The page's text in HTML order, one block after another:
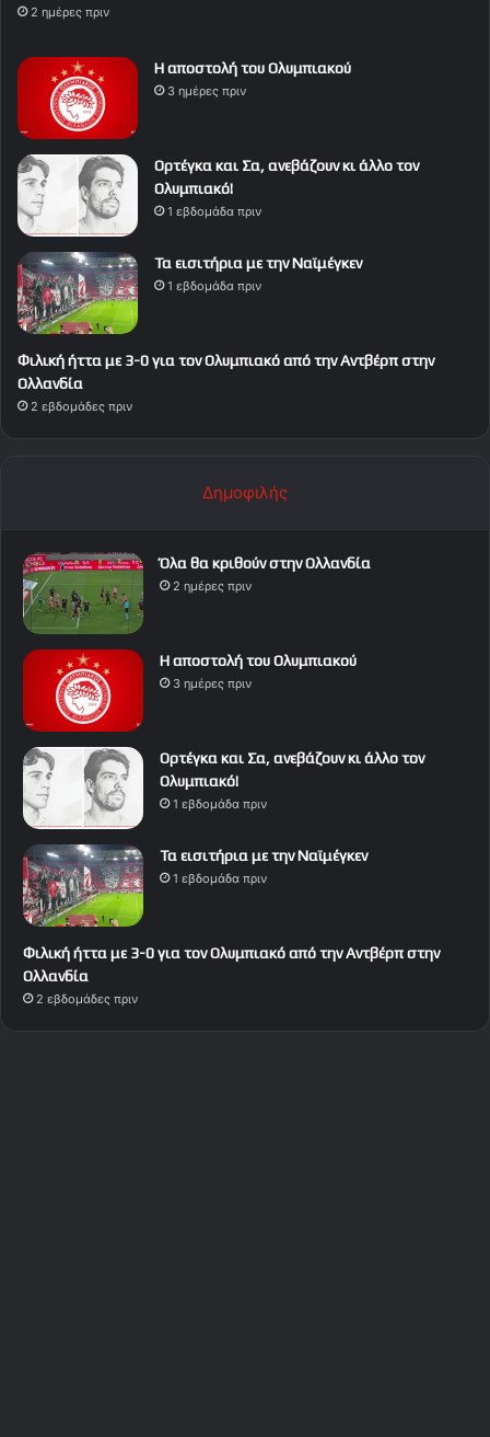
2 ημέρες πριν
Η αποστολή του Ολυμπιακού
3 ημέρες πριν
Ορτέγκα και Σα, ανεβάζουν κι άλλο τον
Ολυμπιακό!
1 εβδομάδα πριν
Τα εισιτήρια με την Ναϊμέγκεν
1 εβδομάδα πριν
Φιλική ήττα με 3-0 για τον Ολυμπιακό από την Αντβέρπ στην
Ολλανδία
2 εβδομάδες πριν
Δημοφιλής
Όλα θα κριθούν στην Ολλανδία
2 ημέρες πριν
Η αποστολή του Ολυμπιακού
3 ημέρες πριν
Ορτέγκα και Σα, ανεβάζουν κι άλλο τον
Ολυμπιακό!
1 εβδομάδα πριν
Τα εισιτήρια με την Ναϊμέγκεν
1 εβδομάδα πριν
Φιλική ήττα με 3-0 για τον Ολυμπιακό από την Αντβέρπ στην
Ολλανδία
2 εβδομάδες πριν